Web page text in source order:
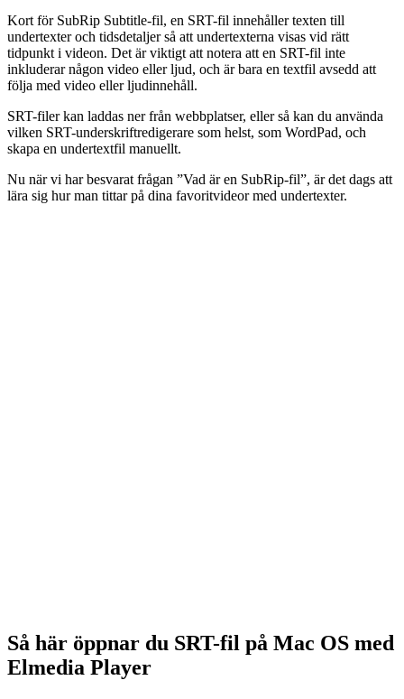
Kort för SubRip Subtitle-fil, en SRT-fil innehåller texten till
undertexter och tidsdetaljer så att undertexterna visas vid rätt
tidpunkt i videon. Det är viktigt att notera att en SRT-fil inte
inkluderar någon video eller ljud, och är bara en textfil avsedd att
följa med video eller ljudinnehåll.
SRT-filer kan laddas ner från webbplatser, eller så kan du använda
vilken SRT-underskriftredigerare som helst, som WordPad, och
skapa en undertextfil manuellt.
Nu när vi har besvarat frågan ”Vad är en SubRip-fil”, är det dags att
lära sig hur man tittar på dina favoritvideor med undertexter.
Så här öppnar du SRT-fil på Mac OS med
Elmedia Player